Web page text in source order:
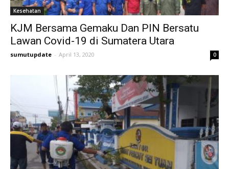
Kesehatan
KJM Bersama Gemaku Dan PIN Bersatu
Lawan Covid-19 di Sumatera Utara
sumutupdate - April 13, 2020 0